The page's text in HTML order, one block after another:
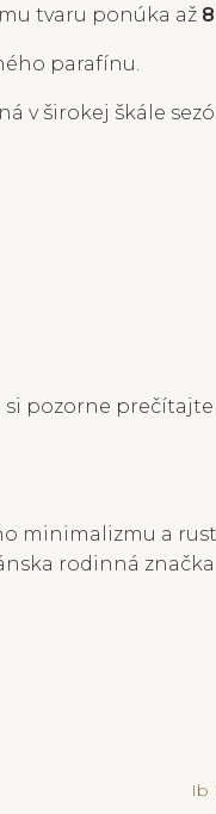
tvaru ponúka až
parafínu.
v širokej škále
pozorne
minimalizmu a
rodinná
Ib